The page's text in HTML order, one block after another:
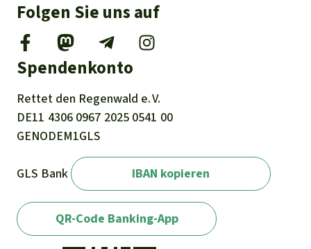
Folgen Sie uns auf
Spendenkonto
Rettet den Regenwald e. V.
DE11 4306 0967 2025 0541 00
GENODEM1GLS
GLS Bank IBAN kopieren
QR-Code Banking-App